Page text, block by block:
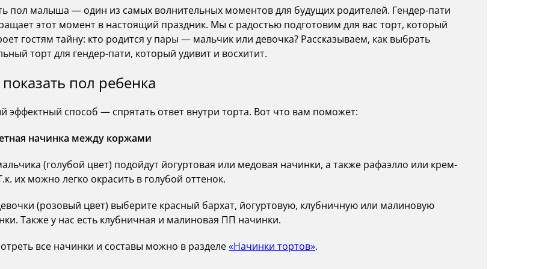
сделаем более лёгкий вариант — с йогуртовым кремом, фруктами или нежным муссом. Если
ограничения, просто скажите нам, и мы подберём безопасный и вкусный вариант.
все начинки и составы можно в разделе«Начинки тортов»
пол малыша — один из самых волнительных моментов для будущих родителей. Гендер-пати
этот момент в настоящий праздник. Мы с радостью подготовим для вас торт, который
гостям тайну: кто родится у пары — мальчик или девочка? Рассказываем, как выбрать
торт для гендер-пати, который удивит и восхитит.
показать пол ребенка
эффектный способ — спрятать ответ внутри торта. Вот что вам поможет:
начинка между коржами
(голубой цвет) подойдут йогуртовая или медовая начинки, а также рафаэлло или крем-
их можно легко окрасить в голубой оттенок.
(розовый цвет) выберите красный бархат, йогуртовую, клубничную или малиновую
Также у нас есть клубничная и малиновая ПП начинки.
все начинки и составы можно в разделе«Начинки тортов».